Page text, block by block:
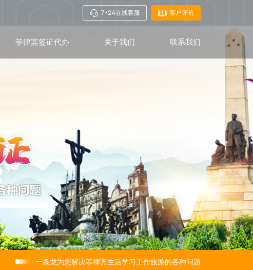
7*24在线客服 客户评价
菲律宾签证代办 关于我们 联系我们
一条龙为您解决菲律宾生活学习工作旅游的各种问题